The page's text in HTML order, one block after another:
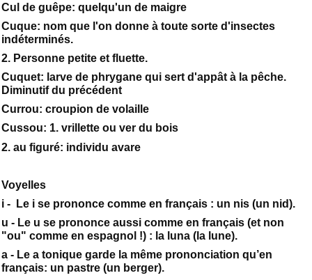
Cul de guêpe: quelqu'un de maigre
Cuque: nom que l'on donne à toute sorte d'insectes
indéterminés.
2. Personne petite et fluette.
Cuquet: larve de phrygane qui sert d'appât à la pêche.
Diminutif du précédent
Currou: croupion de volaille
Cussou: 1. vrillette ou ver du bois
2. au figuré: individu avare
Voyelles
i - Le i se prononce comme en français : un nis (un nid).
u - Le u se prononce aussi comme en français (et non
"ou" comme en espagnol !) : la luna (la lune).
a - Le a tonique garde la même prononciation qu’en
français: un pastre (un berger).